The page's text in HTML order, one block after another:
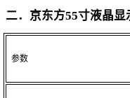
二．京东方55寸液晶显
参数